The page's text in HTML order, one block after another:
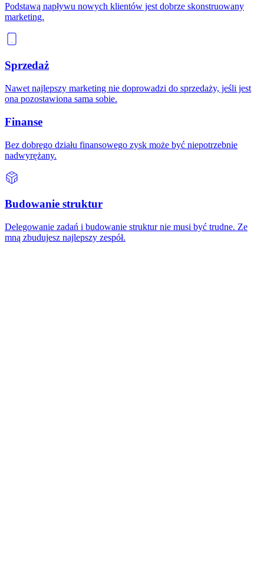
Podstawą napływu nowych klientów jest dobrze skonstruowany
marketing.
Sprzedaż
Nawet najlepszy marketing nie doprowadzi do sprzedaży, jeśli jest
ona pozostawiona sama sobie.
Finanse
Bez dobrego działu finansowego zysk może być niepotrzebnie
nadwyrężany.
Budowanie struktur
Delegowanie zadań i budowanie struktur nie musi być trudne. Ze
mną zbudujesz najlepszy zespół.